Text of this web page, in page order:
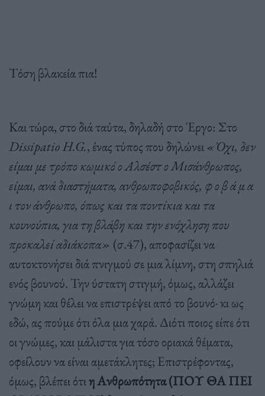
Τόση βλακεία πια!
Και τώρα, στο διά ταύτα, δηλαδή στο Έργο: Στο
DissipatioH.G., ένας τύπος που δηλώνει«Όχι, δεν
είμαι με τρόπο κωμικό ο Αλσέστ ο Μισάνθρωπος,
είμαι, ανά διαστήματα, ανθρωποφοβικός, φ ο β ά μ α
ι τον άνθρωπο, όπως και τα ποντίκια και τα
κουνούπια, για τη βλάβη και την ενόχληση που
προκαλεί αδιάκοπα» (σ.47), αποφασίζει να
αυτοκτονήσει διά πνιγμού σε μια λίμνη, στη σπηλιά
ενός βουνού. Την ύστατη στιγμή, όμως, αλλάζει
γνώμη και θέλει να επιστρέψει από το βουνό· κι ως
εδώ, ας πούμε ότι όλα μια χαρά. Διότι ποιος είπε ότι
οι γνώμες, και μάλιστα για τόσο οριακά θέματα,
οφείλουν να είναι αμετάκλητες; Επιστρέφοντας,
όμως, βλέπει ότιη Ανθρωπότητα (ΠΟΥ ΘΑ ΠΕΙ